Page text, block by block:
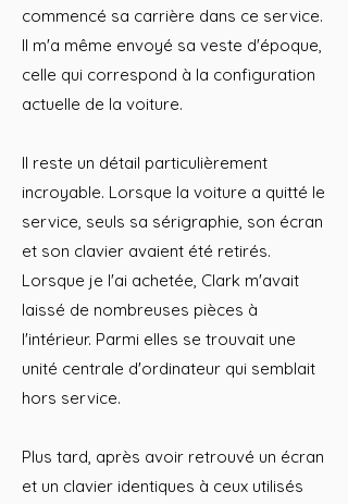
commencé sa carrière dans ce service.
Il m'a même envoyé sa veste d'époque,
celle qui correspond à la configuration
actuelle de la voiture.
Il reste un détail particulièrement
incroyable. Lorsque la voiture a quitté le
service, seuls sa sérigraphie, son écran
et son clavier avaient été retirés.
Lorsque je l'ai achetée, Clark m'avait
laissé de nombreuses pièces à
l'intérieur. Parmi elles se trouvait une
unité centrale d'ordinateur qui semblait
hors service.
Plus tard, après avoir retrouvé un écran
et un clavier identiques à ceux utilisés